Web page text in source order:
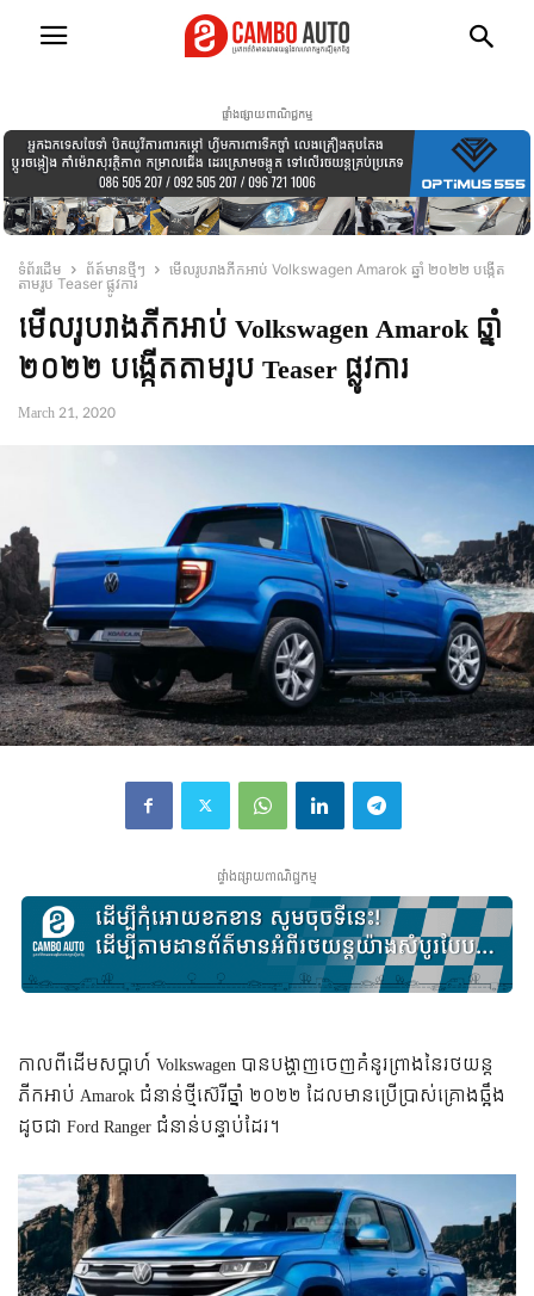
ផ្ទាំងផ្សាយពាណិជ្ជកម្ម
ទំព័រដើម ព័ត៍មានថ្មីៗ
មើលរូបរាងភីកអាប់ Volkswagen Amarok ឆ្នាំ ២០២២ បង្កើត
តាមរូប Teaser ផ្លូវការ
មើលរូបរាងភីកអាប់ Volkswagen Amarok ឆ្នាំ
២០២២ បង្កើតតាមរូប Teaser ផ្លូវការ
March 21, 2020
ផ្ទាំងផ្សាយពាណិជ្ជកម្ម
កាល​ពី​ដើម​សប្ដាហ៍​ Volkswagen បាន​បង្ហាញ​ចេញ​គំនូរព្រាង​នៃ​រថយន្ត​​
ភីកអាប់​ Amarok ជំនាន់​ថ្មី​ស៊េរី​ឆ្នាំ ២០២២ ដែល​មាន​ប្រើ​ប្រាស់​គ្រោង​ឆ្អឹង​
ដូច​ជា​ Ford Ranger ជំនាន់​បន្ទាប់​ដែរ។